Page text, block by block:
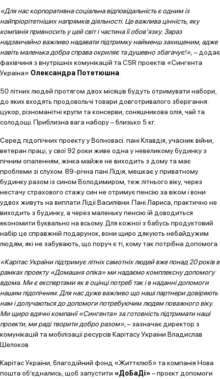
«Для нас корпоративна соціальна відповідальність є одним із
найпріорітетніших напрямків діяльності. Це важлива цінність, яку
компанія привносить у цей світ і частина її обов’язку. Зараз
надзвичайно важливо надавати підтримку найменш захищеним, адже
навіть маленька добра справа окриляє та душевно збагачує!», – додає
фахівчиня з внутрішніх комунікацій та CSR проектів «Сингента
Україна» Олександра Потетюшна
50 літних людей протягом двох місяців будуть отримувати набори,
до яких входять продовольчі товари довготривалого зберігання:
цукор, різноманітні крупи та консерви, соняшникова олія, чай та
солодощі. Приблизна вага набору – близько 5 кг.
Серед підопічних проекту у Волновасі: пані Клавдія, учасник війни,
ветеран праці, у свої 92 роки живе одна у невеликому будинку з
пічним опаленням, жінка майже не виходить з дому та має
проблеми зі слухом. 89-річна пані Лідія, мешкає у приватному
будинку разом із сином Володимиром, теж літнього віку, через
нестачу страхового стажу син не отримує пенсію за віком і вони
удвох живуть на виплати Лідії Василівни. Пані Лариса, практично не
виходить з будинку, а через маленьку пенсію їй доводиться
економити буквально на всьому. Для кожної з бабусь продуктовий
набір це справжній подарунок, вони щиро дякують небайдужим
людям, які не забувають, що поруч є ті, кому так потрібна допомога.
«Карітас України підтримує літніх самотніх людей вже понад 20 років в
рамках проекту «Домашня опіка» ми надаємо комплексну допомогу
вдома. Ми є експертами як в оцінці потреб так і в наданні допомоги
нашим підопічним. Для нас дуже важливо що наші партнери довіряють
нам і долучаються до допомоги потребуючим людям поважного віку.
Ми щиро вдячні компанії «Сингента» за готовність підтримати наші
проекти, ми раді творити добро разом» , – зазначає директор з
комунікацій та мобілізації ресурсів Карітасу України Владислав
Шелоков.
Карітас України, благодійний фонд «Життєлюб» та компанія Нова
пошта об’єднались, щоб запустити «ДоБаДі»– проєкт допомоги